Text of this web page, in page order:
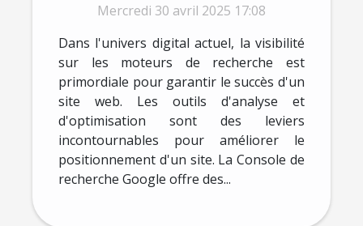
positionnement d'un
site d'informatique
Mercredi 30 avril 2025 17:08
Dans l'univers digital actuel, la visibilité
sur les moteurs de recherche est
primordiale pour garantir le succès d'un
site web. Les outils d'analyse et
d'optimisation sont des leviers
incontournables pour améliorer le
positionnement d'un site. La Console de
recherche Google offre des...